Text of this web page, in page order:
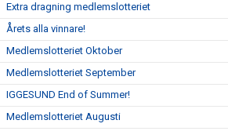
Extra dragning medlemslotteriet
Årets alla vinnare!
Medlemslotteriet Oktober
Medlemslotteriet September
IGGESUND End of Summer!
Medlemslotteriet Augusti